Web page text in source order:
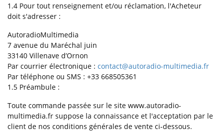
1.4 Pour tout renseignement et/ou réclamation, l'Acheteur
doit s'adresser :
AutoradioMultimedia
7 avenue du Maréchal juin
33140 Villenave d’Ornon
Par courrier électronique : contact@autoradio-multimedia.fr
Par téléphone ou SMS : +33 668505361
1.5 Préambule :
Toute commande passée sur le site www.autoradio-
multimedia.fr suppose la connaissance et l'acceptation par le
client de nos conditions générales de vente ci-dessous.